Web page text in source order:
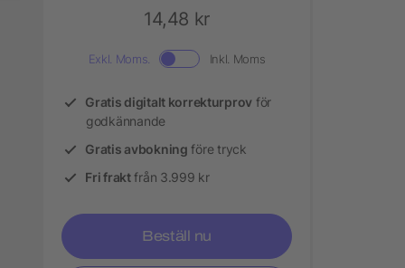
14,48 kr
Exkl. Moms. Inkl. Moms
Gratis digitalt korrekturprov för
godkännande
Gratis avbokning före tryck
Fri fraktfrån 3.999 kr
Beställ nu